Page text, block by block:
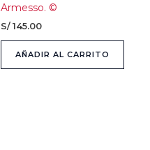
Armesso. ©
S/ 145.00
AÑADIR AL CARRITO